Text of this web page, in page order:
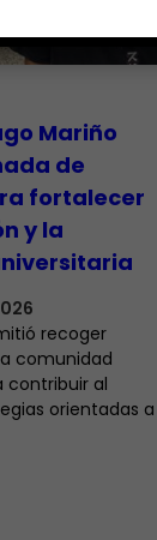
Mariño
de
fortalecer
y la
recoger
comunidad
contribuir al
orientadas a